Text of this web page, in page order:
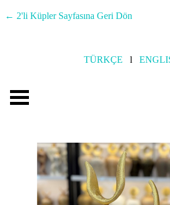
← 2'li Küpler Sayfasına Geri Dön
TÜRKÇE l